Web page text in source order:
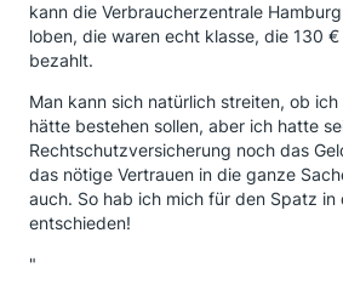
kann die Verbraucherzentrale
loben, die waren echt klasse, die 130
bezahlt.
Man kann sich natürlich streiten, ob
hätte bestehen sollen, aber ich hatte
Rechtschutzversicherung noch das
das nötige Vertrauen in die ganze
auch. So hab ich mich für den Spatz in
entschieden!
"